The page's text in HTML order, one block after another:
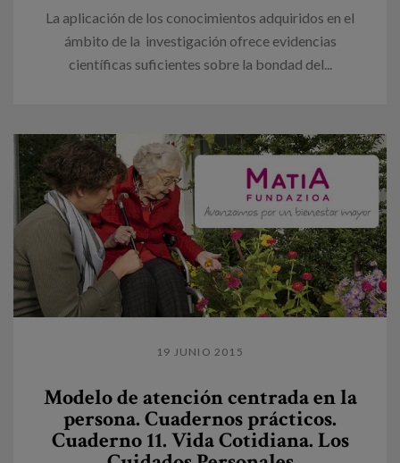
La aplicación de los conocimientos adquiridos en el
ámbito de la investigación ofrece evidencias
científicas suficientes sobre la bondad del...
19 JUNIO 2015
Modelo de atención centrada en la
persona. Cuadernos prácticos.
Cuaderno 11. Vida Cotidiana. Los